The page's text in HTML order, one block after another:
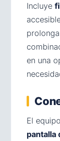
Incluye
en una
El
pantalla